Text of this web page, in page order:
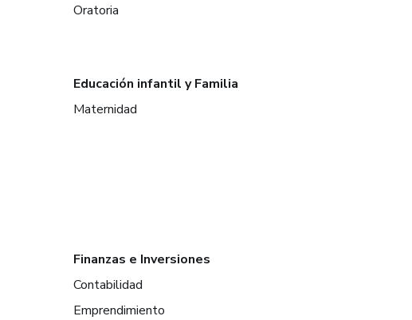
Oratoria
Educación infantil y Familia
Maternidad
Finanzas e Inversiones
Contabilidad
Emprendimiento